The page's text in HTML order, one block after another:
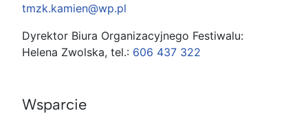
tmzk.kamien@wp.pl
Dyrektor Biura Organizacyjnego Festiwalu:
Helena Zwolska, tel.: 606 437 322
Wsparcie